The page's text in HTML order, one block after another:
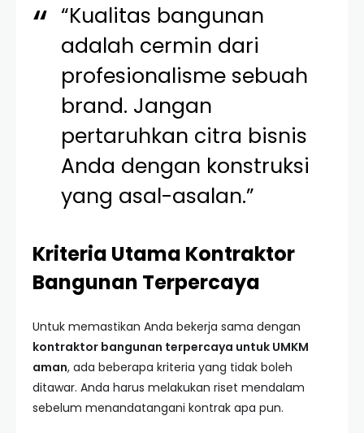
“Kualitas bangunan
adalah cermin dari
profesionalisme sebuah
brand. Jangan
pertaruhkan citra bisnis
Anda dengan konstruksi
yang asal-asalan.”
Kriteria Utama Kontraktor
Bangunan Terpercaya
Untuk memastikan Anda bekerja sama dengan
kontraktor bangunan terpercaya untuk UMKM
aman, ada beberapa kriteria yang tidak boleh
ditawar. Anda harus melakukan riset mendalam
sebelum menandatangani kontrak apa pun.